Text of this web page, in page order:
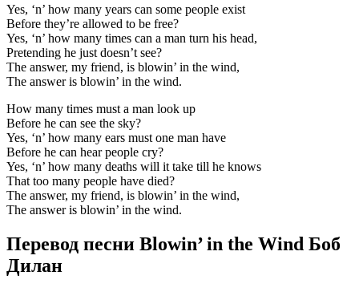
Yes, ‘n’ how many years can some people exist
Before they’re allowed to be free?
Yes, ‘n’ how many times can a man turn his head,
Pretending he just doesn’t see?
The answer, my friend, is blowin’ in the wind,
The answer is blowin’ in the wind.
How many times must a man look up
Before he can see the sky?
Yes, ‘n’ how many ears must one man have
Before he can hear people cry?
Yes, ‘n’ how many deaths will it take till he knows
That too many people have died?
The answer, my friend, is blowin’ in the wind,
The answer is blowin’ in the wind.
Перевод песни Blowin’ in the Wind Боб
Дилан